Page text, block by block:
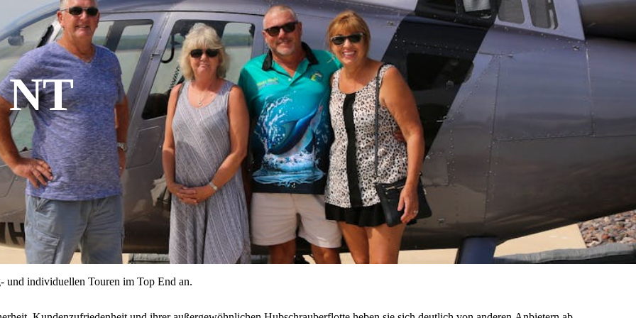
NT
und individuellen Touren im Top End an.